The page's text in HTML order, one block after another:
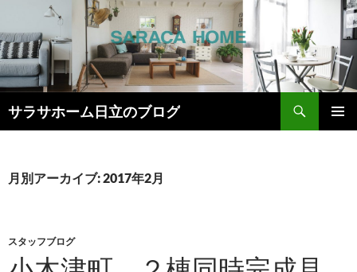
サラサホーム日立のブログ
索
ン
キ
月別アーカイブ: 2017年2月
スタッフブログ